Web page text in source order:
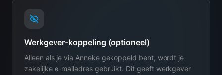
Werkgever-koppeling (optioneel)
Alleen als je via Anneke gekoppeld bent, wordt je
zakelijke e-mailadres gebruikt. Dit geeft werkgever